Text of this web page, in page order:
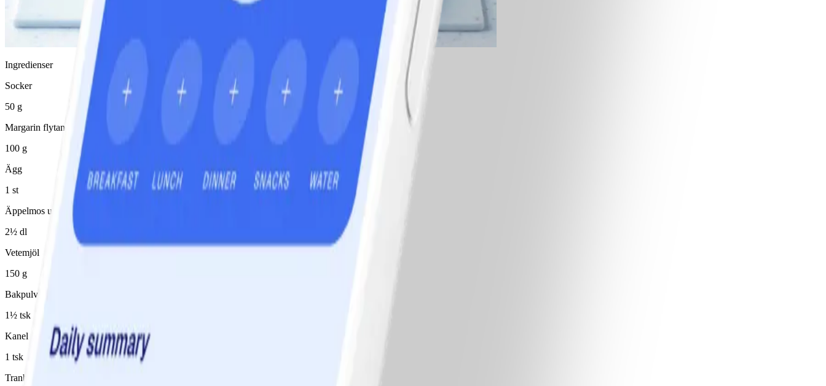
Ingredienser
Socker
50 g
Margarin flytande 80%
100 g
Ägg
1 st
Äppelmos utan tillsatt socker
2½ dl
Vetemjöl
150 g
Bakpulver
1½ tsk
Kanel
1 tsk
Tranbär, torkade